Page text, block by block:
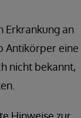
Erkrankung an
Antikörper eine
nicht bekannt,